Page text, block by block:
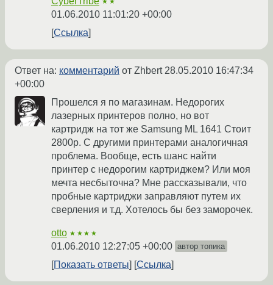
★★
01.06.2010 11:01:20 +00:00
Ссылка
Ответ на: комментарий от Zhbert28.05.2010 16:47:34
+00:00
Прошелся я по магазинам. Недорогих
лазерных принтеров полно, но вот
картридж на тот же Samsung ML 1641 Стоит
2800р. С другими принтерами аналогичная
проблема. Вообще, есть шанс найти
принтер с недорогим картриджем? Или моя
мечта несбыточна? Мне рассказывали, что
пробные картриджи заправляют путем их
сверления и т.д. Хотелось бы без заморочек.
otto ★★★★
01.06.2010 12:27:05 +00:00 автор топика
Показать ответы Ссылка